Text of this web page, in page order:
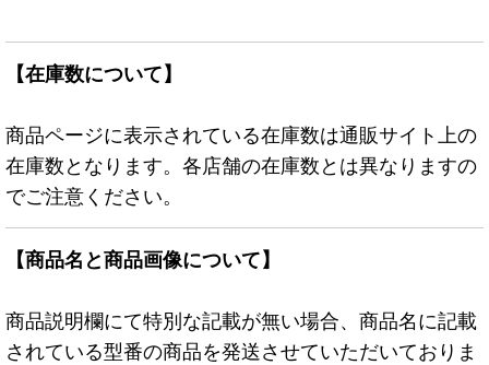
【在庫数について】
商品ページに表示されている在庫数は通販サイト上の
在庫数となります。各店舗の在庫数とは異なりますの
でご注意ください。
【商品名と商品画像について】
商品説明欄にて特別な記載が無い場合、商品名に記載
されている型番の商品を発送させていただいておりま